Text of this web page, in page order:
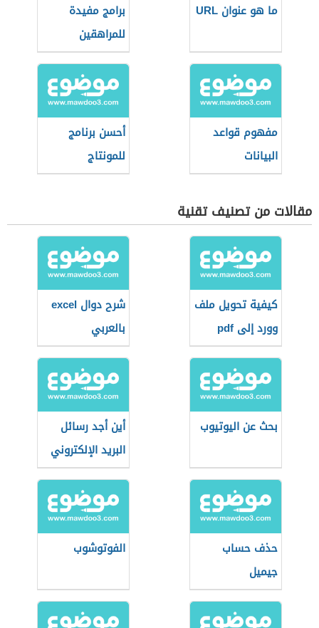
ما هو عنوان URL
برامج مفيدة
للمراهقين
مفهوم قواعد
البيانات
أحسن برنامج
للمونتاج
مقالات من تصنيف تقنية
كيفية تحويل ملف
وورد إلى pdf
شرح دوال excel
بالعربي
بحث عن اليوتيوب
أين أجد رسائل
البريد الإلكتروني
حذف حساب
جیمیل
الفوتوشوب